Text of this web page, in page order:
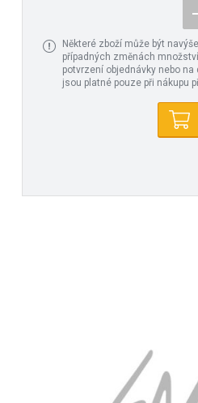
Některé zboží může být
případných změnách
potvrzení objednávky nebo
jsou platné pouze při nákupu